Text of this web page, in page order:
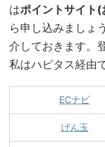
はポイントサイト(
ら申し込みましょ
介しておきます。
私はハピタス経由
ECナビ
げん玉